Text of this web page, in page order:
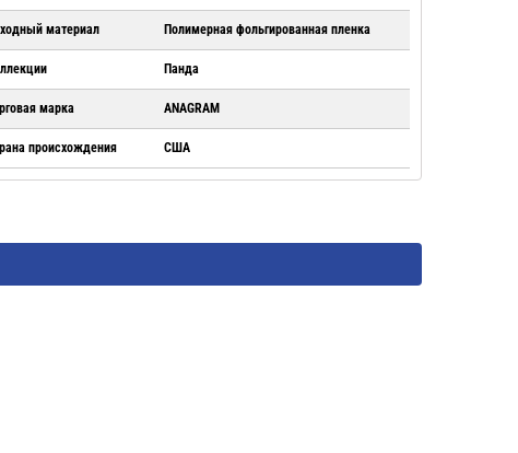
материал Полимерная фольгированная пленка
Панда
марка ANAGRAM
происхождения США